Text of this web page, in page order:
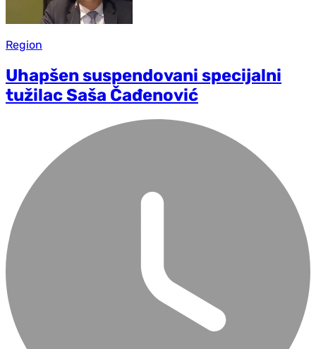
Region
Uhapšen suspendovani specijalni
tužilac Saša Čađenović